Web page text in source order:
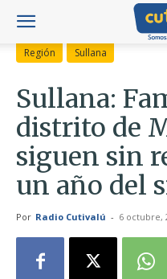
Región Sullana
Sullana:
distrito de
siguen sin
un año del
Por Radio Cutivalú - 6 octubre,